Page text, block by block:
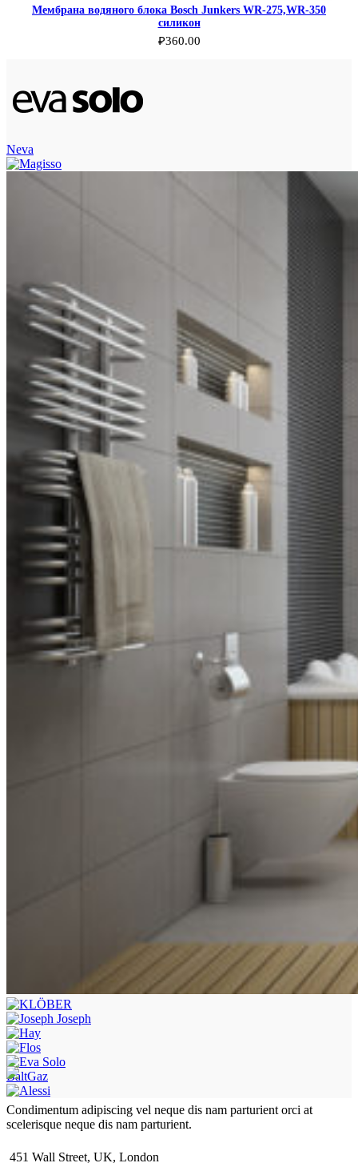
Мембрана водяного блока Bosch Junkers WR-275,WR-350
силикон
₽360.00
Neva
BaltGaz
Condimentum adipiscing vel neque dis nam parturient orci at
scelerisque neque dis nam parturient.
451 Wall Street, UK, London